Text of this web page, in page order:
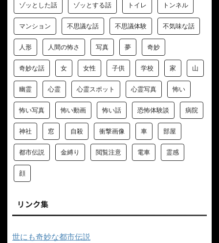
ゾッとした話 ゾッとする話 トイレ トンネル
マンション 不思議な話 不思議体験 不気味な話
人形 人間の怖さ 写真 夢 奇妙
奇妙な話 女 女性 子供 学校 家 山
幽霊 心霊 心霊スポット 心霊写真 怖い
怖い写真 怖い動画 怖い話 恐怖体験談 病院
神社 窓 自殺 衝撃画像 車 部屋
都市伝説 金縛り 閲覧注意 電車 霊感
顔
リンク集
世にも奇妙な都市伝説